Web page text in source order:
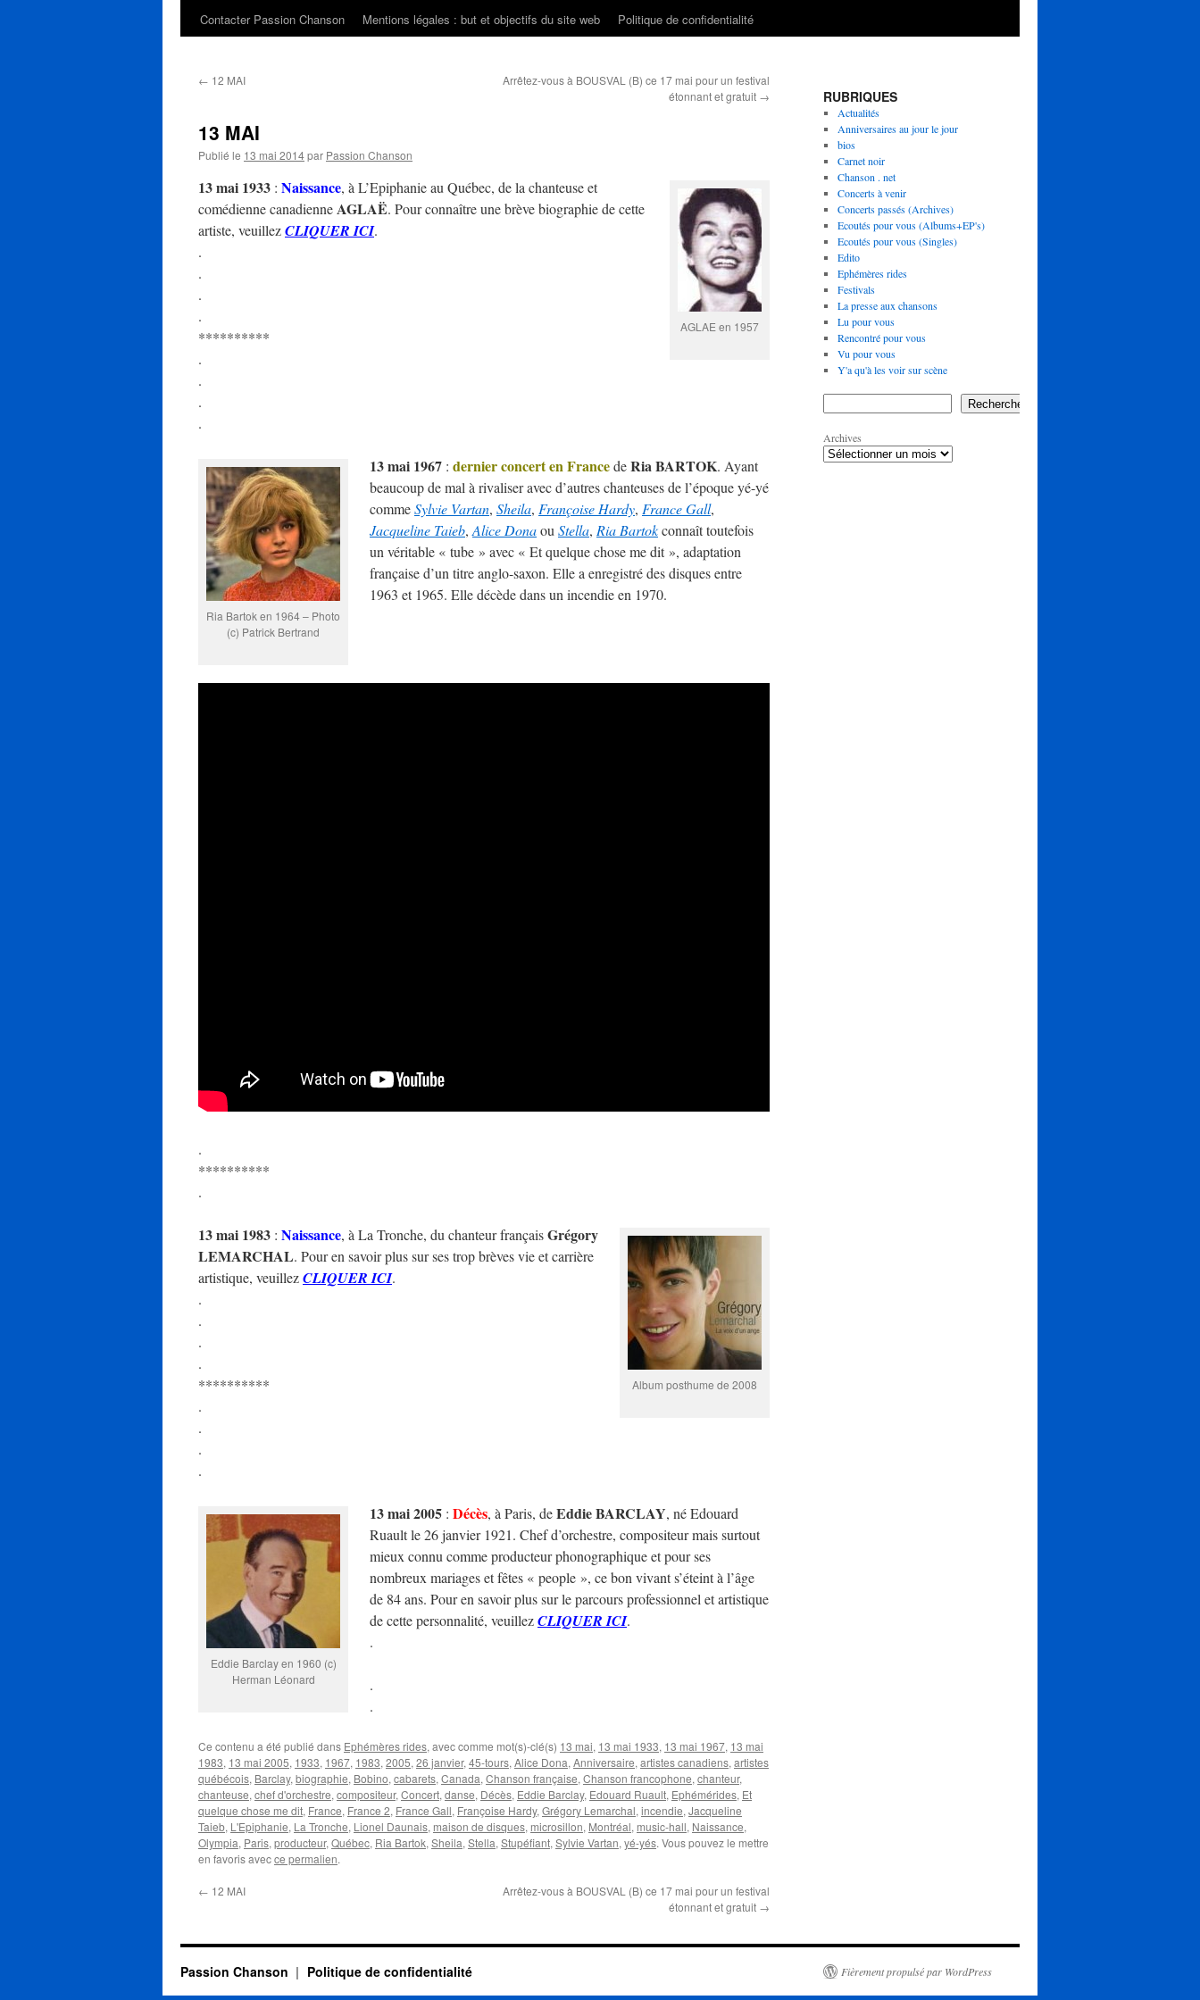
Contacter Passion Chanson
Mentions légales : but et objectifs du site web Politique de confidentialité
← 12 MAI
Arrêtez-vous à BOUSVAL (B) ce 17 mai pour un festival
étonnant et gratuit →
13 MAI
Publié le 13 mai 2014par Passion Chanson
AGLAE en 1957
13 mai 1933 : Naissance, à L’Epiphanie au Québec, de la chanteuse et
comédienne canadienneAGLAË. Pour connaître une brève biographie de cette
artiste, veuillezCLIQUER ICI.
.
.
.
.
**********
.
.
.
.
Ria Bartok en 1964 – Photo
(c) Patrick Bertrand
13 mai 1967 : dernier concert en FrancedeRia BARTOK. Ayant
beaucoup de mal à rivaliser avec d’autres chanteuses de l’époque yé-yé
commeSylvie Vartan, Sheila, Françoise Hardy, France Gall,
Jacqueline Taieb, Alice Donaou Stella, Ria Bartokconnaît toutefois
un véritable « tube » avec « Et quelque chose me dit », adaptation
française d’un titre anglo-saxon. Elle a enregistré des disques entre
1963 et 1965. Elle décède dans un incendie en 1970.
.
**********
.
Album posthume de 2008
13 mai 1983 : Naissance, à La Tronche, du chanteur françaisGrégory
LEMARCHAL. Pour en savoir plus sur ses trop brèves vie et carrière
artistique, veuillezCLIQUER ICI.
.
.
.
.
**********
.
.
.
.
Eddie Barclay en 1960 (c)
Herman Léonard
13 mai 2005 : Décès, à Paris, deEddie BARCLAY, né Edouard
Ruault le 26 janvier 1921. Chef d’orchestre, compositeur mais surtout
mieux connu comme producteur phonographique et pour ses
nombreux mariages et fêtes « people », ce bon vivant s’éteint à l’âge
de 84 ans. Pour en savoir plus sur le parcours professionnel et artistique
de cette personnalité, veuillezCLIQUER ICI.
.
.
.
Ce contenu a été publié dans Ephémères rides, avec comme mot(s)-clé(s) 13 mai, 13 mai 1933, 13 mai 1967, 13 mai
1983, 13 mai 2005, 1933, 1967, 1983, 2005, 26 janvier, 45-tours, Alice Dona, Anniversaire, artistes canadiens, artistes
québécois, Barclay, biographie, Bobino, cabarets, Canada, Chanson française, Chanson francophone, chanteur,
chanteuse, chef d'orchestre, compositeur, Concert, danse, Décès, Eddie Barclay, Edouard Ruault, Ephémérides, Et
quelque chose me dit, France, France 2, France Gall, Françoise Hardy, Grégory Lemarchal, incendie, Jacqueline
Taieb, L'Epiphanie, La Tronche, Lionel Daunais, maison de disques, microsillon, Montréal, music-hall, Naissance,
Olympia, Paris, producteur, Québec, Ria Bartok, Sheila, Stella, Stupéfiant, Sylvie Vartan, yé-yés. Vous pouvez le mettre
en favoris avecce permalien.
← 12 MAI
Arrêtez-vous à BOUSVAL (B) ce 17 mai pour un festival
étonnant et gratuit →
RUBRIQUES
Actualités
Anniversaires au jour le jour
bios
Carnet noir
Chanson . net
Concerts à venir
Concerts passés (Archives)
Ecoutés pour vous (Albums+EP's)
Ecoutés pour vous (Singles)
Edito
Ephémères rides
Festivals
La presse aux chansons
Lu pour vous
Rencontré pour vous
Vu pour vous
Y'a qu'à les voir sur scène
Rechercher
Archives
Passion Chanson Politique de confidentialité Fièrement propulsé par WordPress